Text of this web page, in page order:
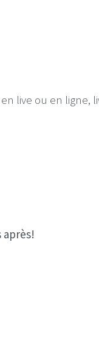
live ou en ligne,